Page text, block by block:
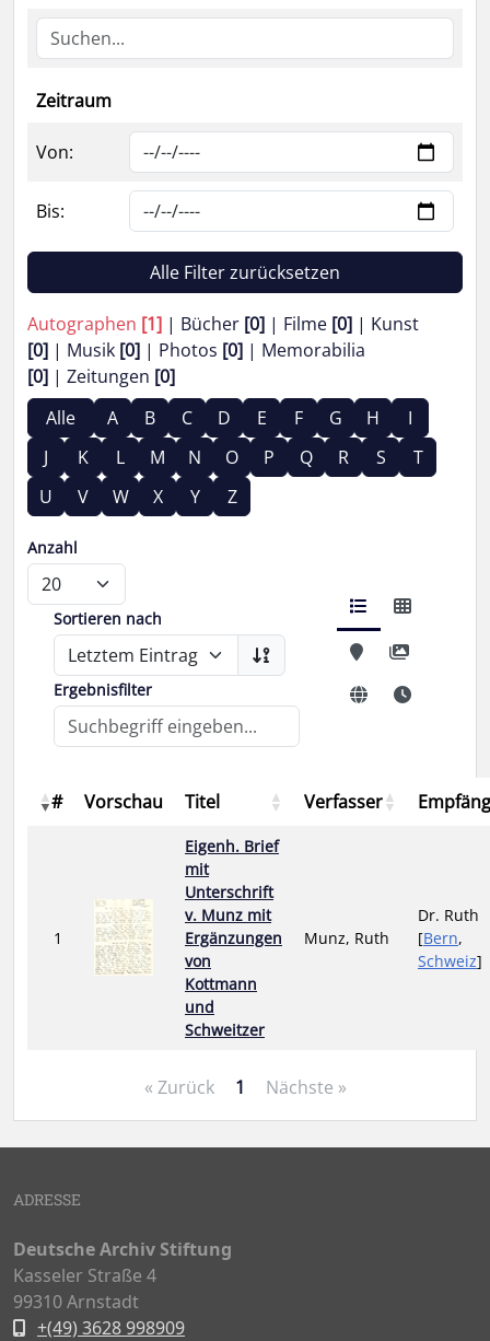
Zeitraum
Von:
Bis:
Alle Filter zurücksetzen
Autographen [1] Bücher [0] Filme [0]
Kunst
[0]
Musik [0] Photos [0]
Memorabilia
[0]
Zeitungen [0]
Alle
A B C D E F G H
I
J
K L M N O P Q R S
T
U
V W X Y Z
Anzahl
Sortieren nach
Ergebnisfilter
# Vorschau Titel Verfasser
1
Eigenh. Brief
mit
Unterschrift
v. Munz mit
Ergänzungen
von
Kottmann
und
Schweitzer
Munz, Ruth
Dr. Ruth
[Bern,
Schweiz]
« Zurück 1 Nächste »
ADRESSE
Deutsche Archiv Stiftung
Kasseler Straße 4
99310 Arnstadt
+(49) 3628 998909